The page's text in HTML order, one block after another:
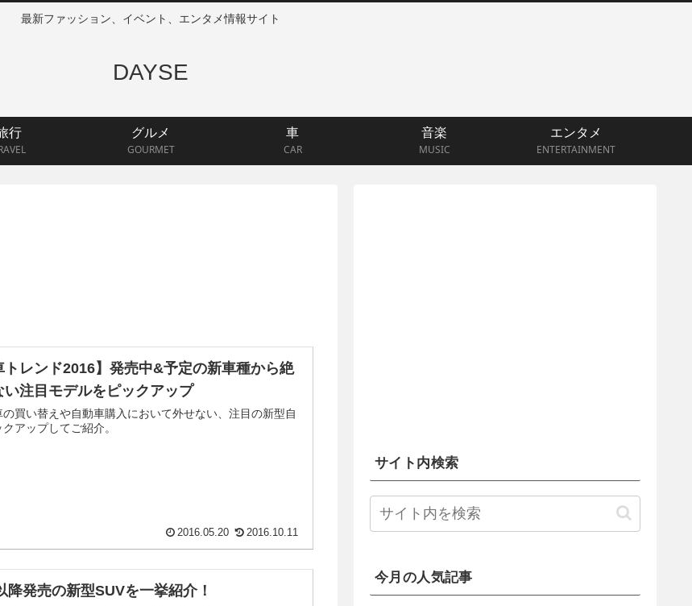
最新ファッション、イベント、エンタメ情報サイト
DAYSE
行
グルメ
GOURMET
車
CAR
音楽
MUSIC
エンタメ
ENTERTAINMENT
トレンド2016】発売中&予定の新車種から絶
い注目モデルをピックアップ
の買い替えや自動車購入において外せない、注目の新型自
アップしてご紹介。
2016.05.20 2016.10.11
降発売の新型SUVを一挙紹介！
サイト内検索
今月の人気記事